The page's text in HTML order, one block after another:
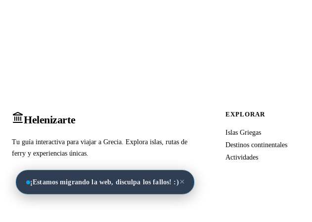
¡Estamos migrando la web, disculpa los fallos! :) ×
Helenizarte
Tu guía interactiva para viajar a Grecia. Explora islas, rutas de
ferry y experiencias únicas.
EXPLORAR
Islas Griegas
Destinos continentales
Actividades